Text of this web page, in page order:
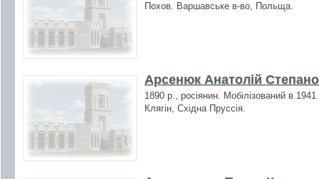
Похов. Варшавське в-во, Польща.
Арсенюк Анатолій
1890 р., росіянин. Мобілізований в
Клягін, Східна Пруссія.